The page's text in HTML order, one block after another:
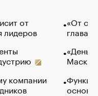
от
лидеров
компании
«От
глава
Маск в
основ